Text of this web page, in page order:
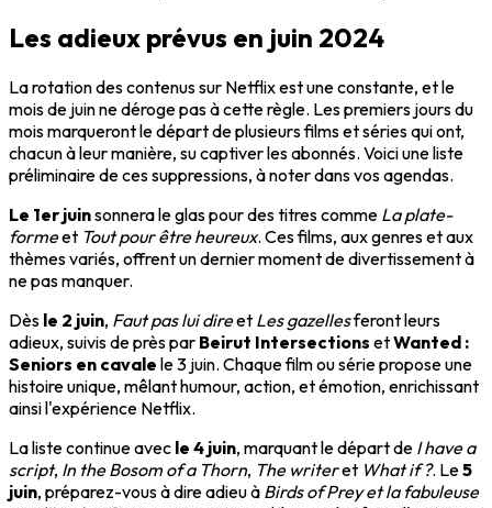
Les adieux prévus en juin 2024
La rotation des contenus sur Netflix est une constante, et le
mois de juin ne déroge pas à cette règle. Les premiers jours du
mois marqueront le départ de plusieurs films et séries qui ont,
chacun à leur manière, su captiver les abonnés. Voici une liste
préliminaire de ces suppressions, à noter dans vos agendas.
Le 1er juinsonnera le glas pour des titres comme La plate-
formeet Tout pour être heureux. Ces films, aux genres et aux
thèmes variés, offrent un dernier moment de divertissement à
ne pas manquer.
Dès le 2 juin, Faut pas lui direet Les gazellesferont leurs
adieux, suivis de près par Beirut Intersections etWanted :
Seniors en cavale le 3 juin. Chaque film ou série propose une
histoire unique, mêlant humour, action, et émotion, enrichissant
ainsi l'expérience Netflix.
La liste continue avec le 4 juin, marquant le départ de I have a
script, In the Bosom of a Thorn, The writeret What if ?. Le5
juin, préparez-vous à dire adieu à Birds of Prey et la fabuleuse